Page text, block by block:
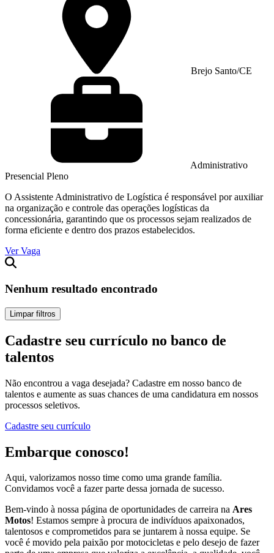
Brejo Santo/CE
Administrativo
Presencial Pleno
O Assistente Administrativo de Logística é responsável por auxiliar
na organização e controle das operações logísticas da
concessionária, garantindo que os processos sejam realizados de
forma eficiente e dentro dos prazos estabelecidos.
Ver Vaga
Nenhum resultado encontrado
Limpar filtros
Cadastre seu currículo no banco de
talentos
Não encontrou a vaga desejada? Cadastre em nosso banco de
talentos e aumente as suas chances de uma candidatura em nossos
processos seletivos.
Cadastre seu currículo
Embarque conosco!
Aqui, valorizamos nosso time como uma grande família.
Convidamos você a fazer parte dessa jornada de sucesso.
Bem-vindo à nossa página de oportunidades de carreira na Ares
Motos! Estamos sempre à procura de indivíduos apaixonados,
talentosos e comprometidos para se juntarem à nossa equipe. Se
você é movido pela paixão por motocicletas e pelo desejo de fazer